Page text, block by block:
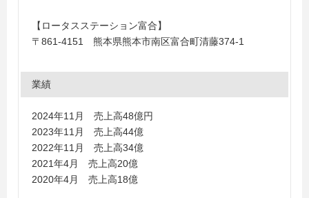
【ロータスステーション富合】
〒861-4151 熊本県熊本市南区富合町清藤374-1
業績
2024年11月 売上高48億円
2023年11月 売上高44億
2022年11月 売上高34億
2021年4月 売上高20億
2020年4月 売上高18億